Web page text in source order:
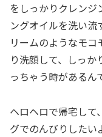
をしっかりクレンジ
ングオイルを洗い流
リームのようなモコ
り洗顔して、しっ
っちゃう時があるん
ヘロヘロで帰宅して
グでのんびりしたい